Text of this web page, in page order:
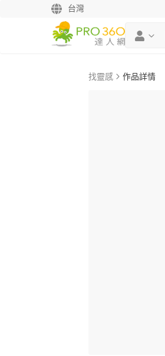
台灣
找靈感 作品詳情